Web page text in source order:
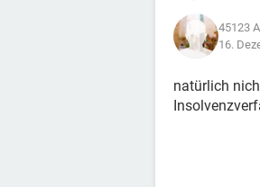
45123
16.
natürlich